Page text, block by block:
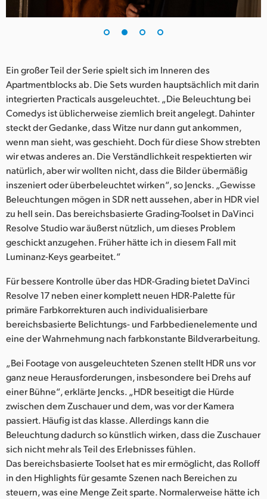
Turkey
Ukraine
United Kingdom
United States
Ein großer Teil der Serie spielt sich im Inneren des
Apartmentblocks ab. Die Sets wurden hauptsächlich mit darin
integrierten Practicals ausgeleuchtet. „Die Beleuchtung bei
Comedys ist üblicherweise ziemlich breit angelegt. Dahinter
steckt der Gedanke, dass Witze nur dann gut ankommen,
wenn man sieht, was geschieht. Doch für diese Show strebten
wir etwas anderes an. Die Verständlichkeit respektierten wir
natürlich, aber wir wollten nicht, dass die Bilder übermäßig
inszeniert oder überbeleuchtet wirken“, so Jencks. „Gewisse
Beleuchtungen mögen in SDR nett aussehen, aber in HDR viel
zu hell sein. Das bereichsbasierte Grading-Toolset in DaVinci
Resolve Studio war äußerst nützlich, um dieses Problem
geschickt anzugehen. Früher hätte ich in diesem Fall mit
Luminanz-Keys gearbeitet.“
Für bessere Kontrolle über das HDR-Grading bietet DaVinci
Resolve 17 neben einer komplett neuen HDR-Palette für
primäre Farbkorrekturen auch individualisierbare
bereichsbasierte Belichtungs- und Farbbedienelemente und
eine der Wahrnehmung nach farbkonstante Bildverarbeitung.
„Bei Footage von ausgeleuchteten Szenen stellt HDR uns vor
ganz neue Herausforderungen, insbesondere bei Drehs auf
einer Bühne“, erklärte Jencks. „HDR beseitigt die Hürde
zwischen dem Zuschauer und dem, was vor der Kamera
passiert. Häufig ist das klasse. Allerdings kann die
Beleuchtung dadurch so künstlich wirken, dass die Zuschauer
sich nicht mehr als Teil des Erlebnisses fühlen.
Das bereichsbasierte Toolset hat es mir ermöglicht, das Rolloff
in den Highlights für gesamte Szenen nach Bereichen zu
steuern, was eine Menge Zeit sparte. Normalerweise hätte ich